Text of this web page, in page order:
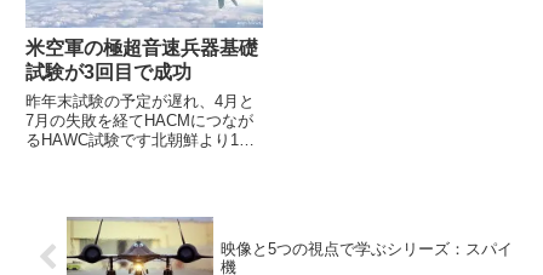
米空軍の極超音速兵器基礎
試験が3回目で成功
昨年末試験の予定が遅れ、4月と
7月の失敗を経てHACMにつなが
るHAWC試験です北朝鮮より1週
発射型極超音速兵器の試験機
（HAWC：Hypers...
映像と5つの視点で学ぶシリーズ：スパイ
機